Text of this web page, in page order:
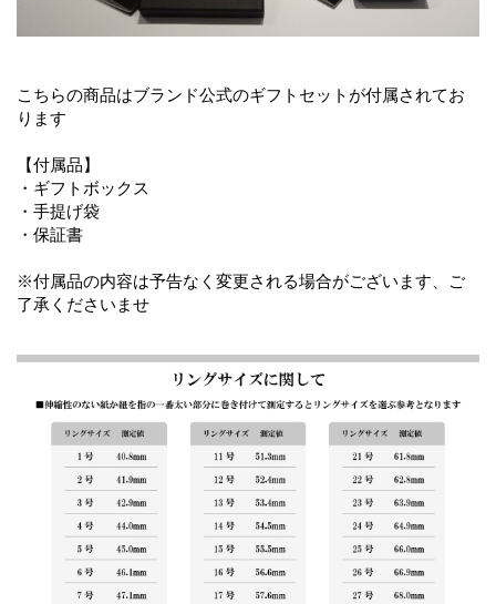
こちらの商品はブランド公式のギフトセットが付属されてお
ります
【付属品】
・ギフトボックス
・手提げ袋
・保証書
※付属品の内容は予告なく変更される場合がございます、ご
了承くださいませ